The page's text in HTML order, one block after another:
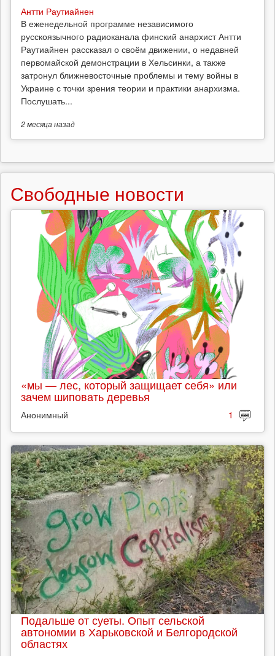
Антти Раутиайнен
В еженедельной программе независимого
русскоязычного радиоканала финский анархист Антти
Раутиайнен рассказал о своём движении, о недавней
первомайской демонстрации в Хельсинки, а также
затронул ближневосточные проблемы и тему войны в
Украине с точки зрения теории и практики анархизма.
Послушать...
2 месяцаназад
Свободные новости
«мы — лес, который защищает себя» или
зачем шиповать деревья
Анонимный 1
Подальше от суеты. Опыт сельской
автономии в Харьковской и Белгородской
областях